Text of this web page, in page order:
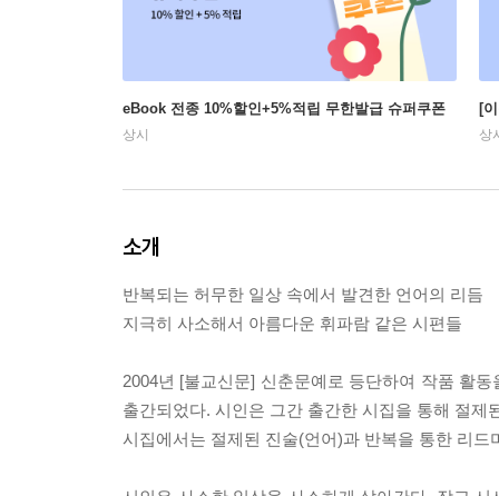
eBook 전종 10%할인+5%적립 무한발급 슈퍼쿠폰
상시
[
상
소개
반복되는 허무한 일상 속에서 발견한 언어의 리듬
지극히 사소해서 아름다운 휘파람 같은 시편들
2004년 [불교신문] 신춘문예로 등단하여 작품 활
출간되었다. 시인은 그간 출간한 시집을 통해 절
시집에서는 절제된 진술(언어)과 반복을 통한 리드